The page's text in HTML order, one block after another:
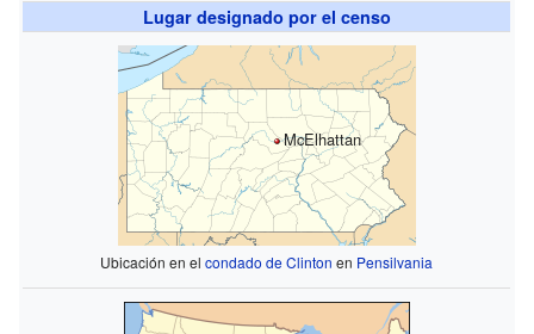
Lugar designado por el censo
McElhattan
Ubicación en elcondado de Clinton en Pensilvania